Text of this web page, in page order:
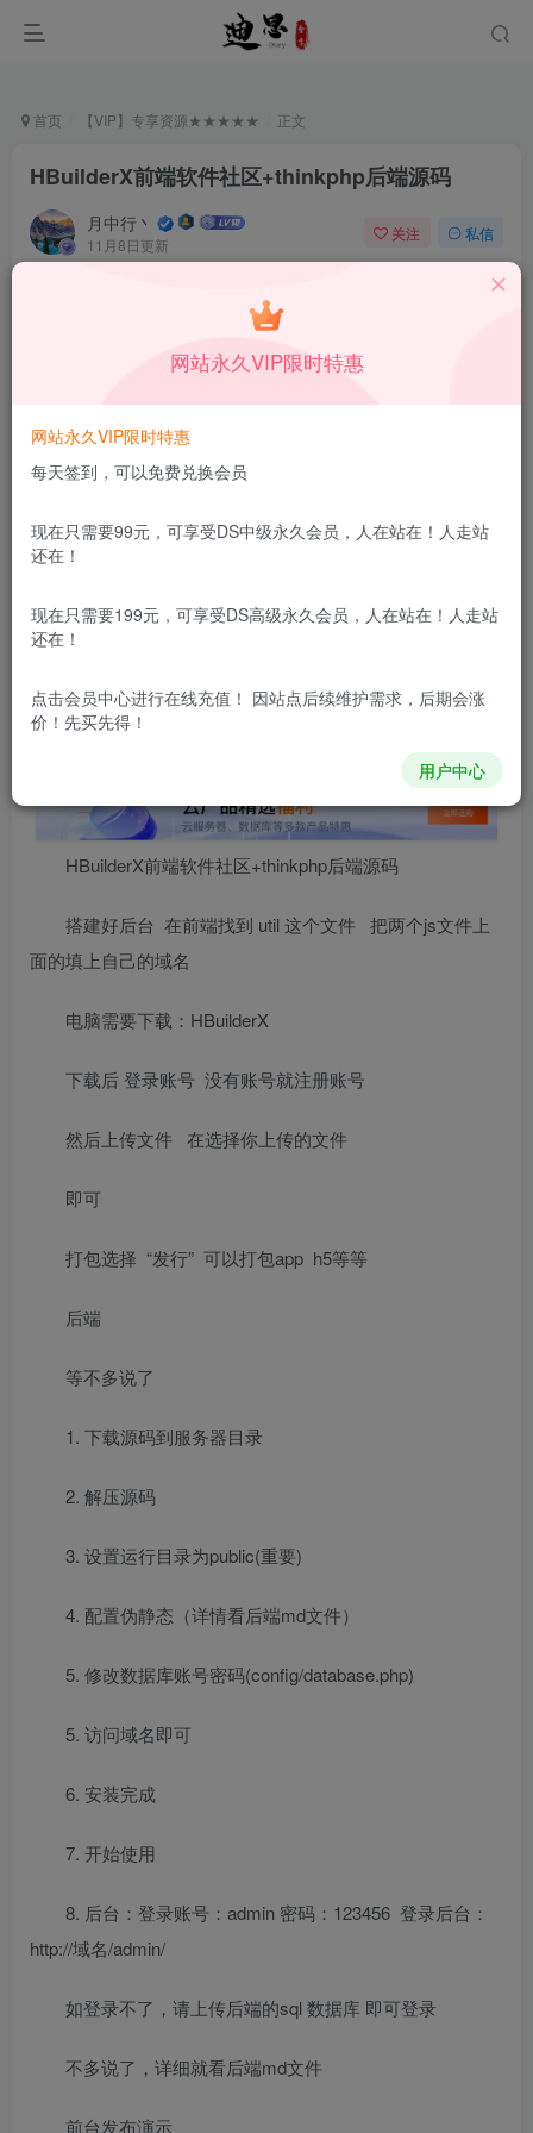
首页 【VIP】专享资源★★★★★ 正文
HBuilderX前端软件社区+thinkphp后端源码
月中行丶
11月8日更新
关注 私信
HBuilderX前端软件社区+thinkphp后端源码
此内容为免费资源，请登录后查看
更新及时
本站所有内容来自互联网收集，仅供用于学习和交流，请勿用
用途。如有侵权、不妥之处，请第一时间联系我们删除！Q群：
HBuilderX前端软件社区+thinkphp后端源码
搭建好后台 在前端找到 util 这个文件 把两个js文件上
面的填上自己的域名
电脑需要下载：HBuilderX
下载后 登录账号 没有账号就注册账号
然后上传文件 在选择你上传的文件
即可
打包选择 “发行” 可以打包app h5等等
后端
等不多说了
1. 下载源码到服务器目录
2. 解压源码
3. 设置运行目录为public(重要)
4. 配置伪静态（详情看后端md文件）
5. 修改数据库账号密码(config/database.php)
5. 访问域名即可
6. 安装完成
7. 开始使用
8. 后台：登录账号：admin 密码：123456 登录后台：
http://域名/admin/
如登录不了，请上传后端的sql 数据库 即可登录
不多说了，详细就看后端md文件
前台发布演示
网站永久VIP限时特惠
网站永久VIP限时特惠
每天签到，可以免费兑换会员
现在只需要99元，可享受DS中级永久会员，人在站在！人走站
还在！
现在只需要199元，可享受DS高级永久会员，人在站在！人走站
还在！
点击会员中心进行在线充值！ 因站点后续维护需求，后期会涨
价！先买先得！
用户中心